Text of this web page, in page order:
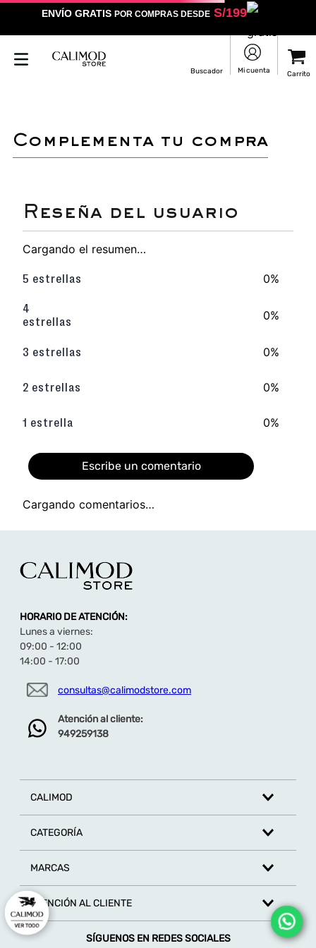
ENVÍO GRATIS POR COMPRAS DESDES/199
complementa tu compra
Cargando el resumen…
5 estrellas 0%
4
estrellas
0%
3 estrellas 0%
2 estrellas 0%
1 estrella 0%
Escribe un comentario
Título
Califica el producto de 1 a 5 estrellas
★★
Tu nombre
Dirección de email
Escribe un comentario
ENVIAR COMENTARIO
Cargando comentarios…
HORARIO DE ATENCIÓN:
Lunes a viernes:
09:00 - 12:00
14:00 - 17:00
consultas@calimodstore.com
Atención al cliente:
949259138
CALIMOD
CATEGORÍA
MARCAS
ATENCIÓN AL CLIENTE
SÍGUENOS EN REDES SOCIALES